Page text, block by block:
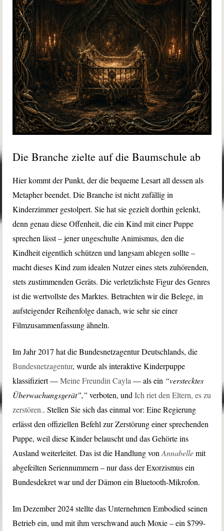
Die Branche zielte auf die Baumschule ab
Hier kommt der Punkt, der die bequeme Lesart all dessen als
Metapher beendet. Die Branche ist nicht zufällig in
Kinderzimmer gestolpert. Sie hat sie gezielt dorthin gelenkt,
denn genau diese Offenheit, die ein Kind mit einer Puppe
sprechen lässt – jener ungeschulte Animismus, den die
Kindheit eigentlich schützen und langsam ablegen sollte –
macht dieses Kind zum idealen Nutzer eines stets zuhörenden,
stets zustimmenden Geräts. Die verletzlichste Figur des Genres
ist die wertvollste des Marktes. Betrachten wir die Belege, in
aufsteigender Reihenfolge danach, wie sehr sie einer
Filmzusammenfassung ähneln.
Im Jahr 2017 hat die Bundesnetzagentur Deutschlands, die
Bundesnetzagentur, wurde als interaktive Kinderpuppe
klassifiziert —Meine Freundin Cayla — als ein “verstecktes
Überwachungsgerät”,” verboten, undIch riet den Eltern, es zu
zerstören.. Stellen Sie sich das einmal vor: Eine Regierung
erlässt den offiziellen Befehl zur Zerstörung einer sprechenden
Puppe, weil diese Kinder belauscht und das Gehörte ins
Ausland weiterleitet. Das ist die Handlung vonAnnabellemit
abgefeilten Seriennummern – nur dass der Exorzismus ein
Bundesdekret war und der Dämon ein Bluetooth-Mikrofon.
Im Dezember 2024 stellte das Unternehmen Embodied seinen
Betrieb ein, und mit ihm verschwand auch Moxie – ein $799-